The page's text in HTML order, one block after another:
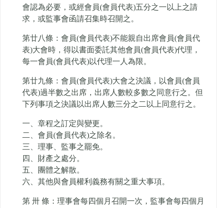
會認為必要，或經會員(會員代表)五分之一以上之請
求，或監事會函請召集時召開之。
第廿八條：會員(會員代表)不能親自出席會員(會員代
表)大會時，得以書面委託其他會員(會員代表)代理，
每一會員(會員代表)以代理一人為限。
第廿九條：會員(會員代表)大會之決議，以會員(會員
代表)過半數之出席，出席人數較多數之同意行之。但
下列事項之決議以出席人數三分之二以上同意行之。
一、章程之訂定與變更。
二、會員(會員代表)之除名。
三、理事、監事之罷免。
四、財產之處分。
五、團體之解散。
六、其他與會員權利義務有關之重大事項。
第 卅 條：理事會每四個月召開一次，監事會每四個月